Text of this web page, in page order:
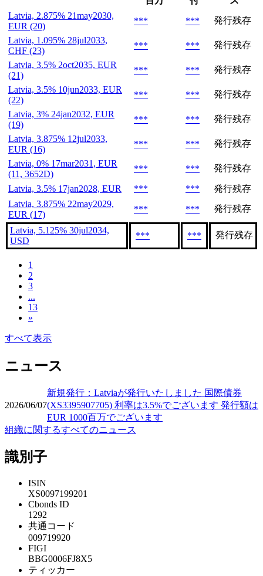
Latvia, 2.875% 21may2030,
EUR (20)
*** ***
発行残存
Latvia, 1.095% 28jul2033,
CHF (23)
*** ***
発行残存
Latvia, 3.5% 2oct2035, EUR
(21)
*** ***
発行残存
Latvia, 3.5% 10jun2033, EUR
(22)
*** ***
発行残存
Latvia, 3% 24jan2032, EUR
(19)
*** ***
発行残存
Latvia, 3.875% 12jul2033,
EUR (16)
*** ***
発行残存
Latvia, 0% 17mar2031, EUR
(11, 3652D)
*** *** 発行残存
Latvia, 3.5% 17jan2028, EUR *** ***
発行残存
Latvia, 3.875% 22may2029,
EUR (17)
*** *** 発行残存
Latvia, 5.125% 30jul2034,
USD
*** *** 発行残存
1
2
3
...
13
»
すべて表示
ニュース
2026/06/07
新規発行：Latviaが発行いたしました 国際債券
(XS3395907705) 利率は3.5%でございます 発行額は
EUR 1000百万でございます
組織に関するすべてのニュース
識別子
ISIN
XS0097199201
Cbonds ID
1292
共通コード
009719920
FIGI
BBG0006FJ8X5
ティッカー